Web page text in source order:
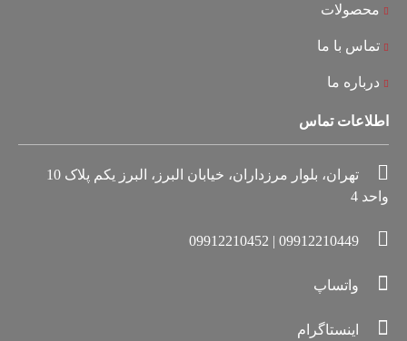
محصولات
تماس با ما
درباره ما
اطلاعات تماس
تهران، بلوار مرزداران، خیابان البرز، البرز یکم پلاک 10
واحد 4
09912210449 | 09912210452
واتساپ
اینستاگرام